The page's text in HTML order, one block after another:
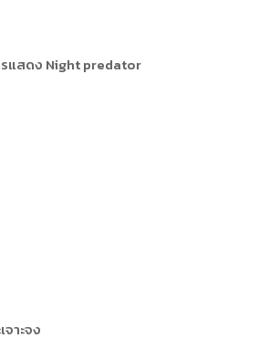
รแสดง Night predator
าะจง